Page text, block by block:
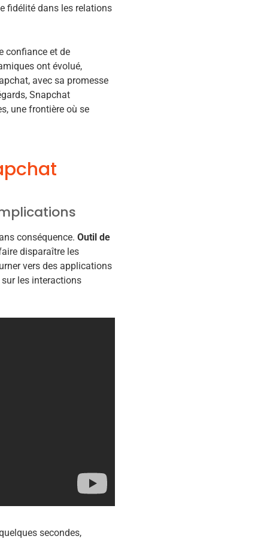
fidélité dans les relations
confiance et de
ont évolué,
avec sa promesse
Snapchat
une frontière où se
conséquence. Outil de
disparaître les
vers des applications
les interactions
secondes,